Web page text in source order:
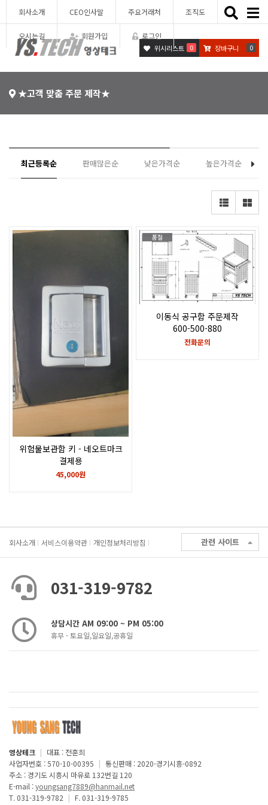
회사소개 CEO인사말 주요거래처 조직도
오시는길 회원가입 로그인
Toggle
위시리스트 0 장바구니 0
★고객 맞춤 주문 제작★
최근등록순 판매많은순 낮은가격순 높은가격순
위험물보관함 키 - 네오트마크
결제용
45,000원
품절
이동식 공구함 주문제작
600-500-880
전화문의
회사소개 서비스이용약관 개인정보처리방침 관련 사이트
031-319-9782
상담시간 AM 09:00 ~ PM 05:00
휴무 - 토요일,일요일,공휴일
영상테크 | 대표 : 전훈희
사업자번호 : 570-10-00395 | 통신판매 : 2020-경기시흥-0892
주소 : 경기도 시흥시 마유로 132번길 120
E-mail :youngsang7889@hanmail.net
T. 031-319-9782 | F. 031-319-9785